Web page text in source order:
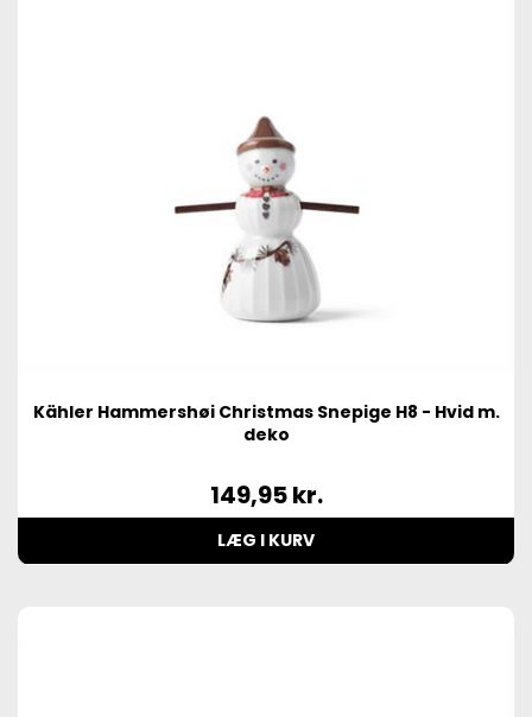
Kähler Hammershøi Christmas Snepige H8 - Hvid m.
deko
149,95kr.
LÆG I KURV